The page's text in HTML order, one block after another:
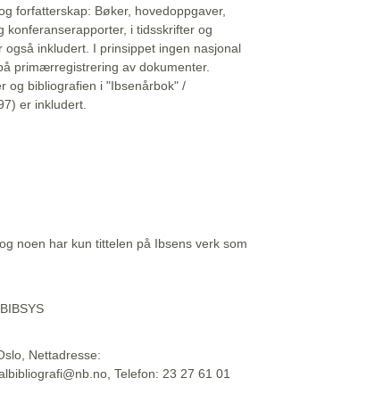
forfatterskap: Bøker, hovedoppgaver,
konferanserapporter, i tidsskrifter og
inkludert. I prinsippet ingen nasjonal
primærregistrering av dokumenter.
og bibliografien i "Ibsenårbok" /
er inkludert.
noen har kun tittelen på Ibsens verk som
Nettadresse:
Telefon: 23 27 61 01